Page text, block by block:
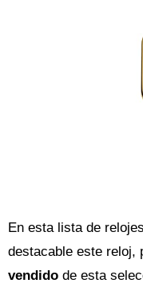
En esta lista de
destacable este reloj,
vendido de esta